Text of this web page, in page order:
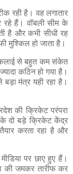
रही है। वह लगातार
हैं। वॉबली सीम के
है और कभी सीधी रह
मुश्किल हो जाता है।
कलाई से बहुत कम संकेत
कठिन हो गया है।
मंत्र यही रहा है।
की क्रिकेट परंपरा
दो बड़े क्रिकेट केंद्र
करता रहा है और
पर छाए हुए हैं।
की जमकर तारीफ कर